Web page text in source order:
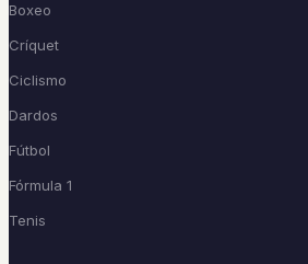
Boxeo
Críquet
Ciclismo
Dardos
Fútbol
Fórmula 1
Tenis